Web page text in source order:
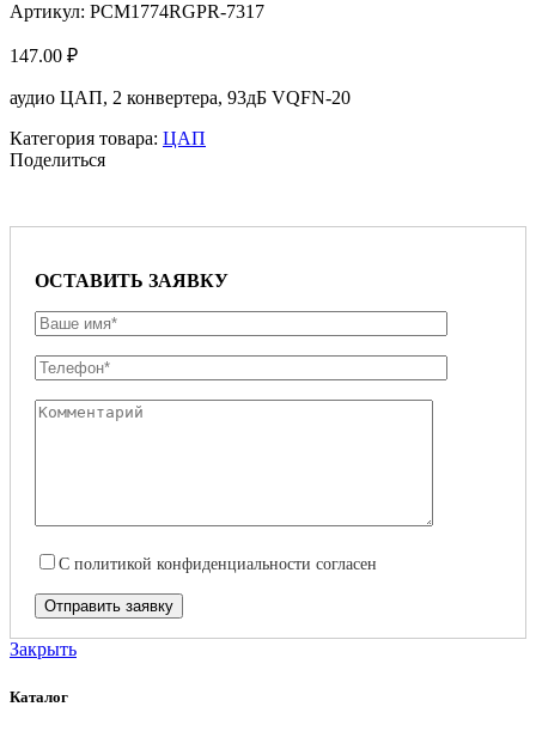
Артикул: PCM1774RGPR-7317
147.00 ₽
аудио ЦАП, 2 конвертера, 93дБ VQFN-20
Категория товара: ЦАП
Поделиться
ОСТАВИТЬ ЗАЯВКУ
С политикой конфиденциальности согласен
Закрыть
Каталог